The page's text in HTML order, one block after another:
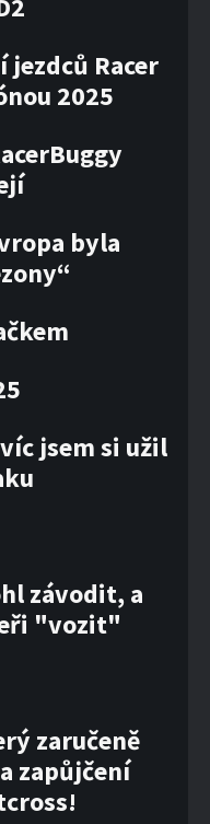
jezdců Racer
2025
byla
jsem si užil
závodit, a
"vozit"
zaručeně
zapůjčení